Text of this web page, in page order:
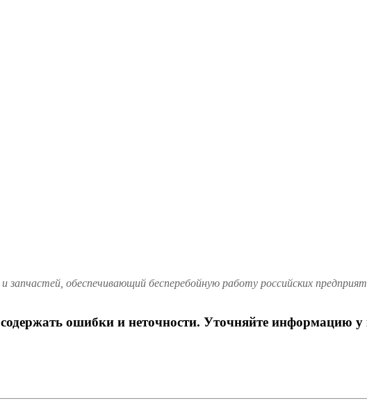
обеспечивающий бесперебойную работу российских
ошибки и неточности. Уточняйте информацию у